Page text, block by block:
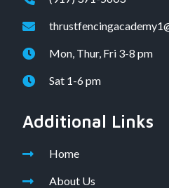
Mon, Thur, Fri 3-8 pm
Sat 1-6 pm
Additional Links
Home
About Us